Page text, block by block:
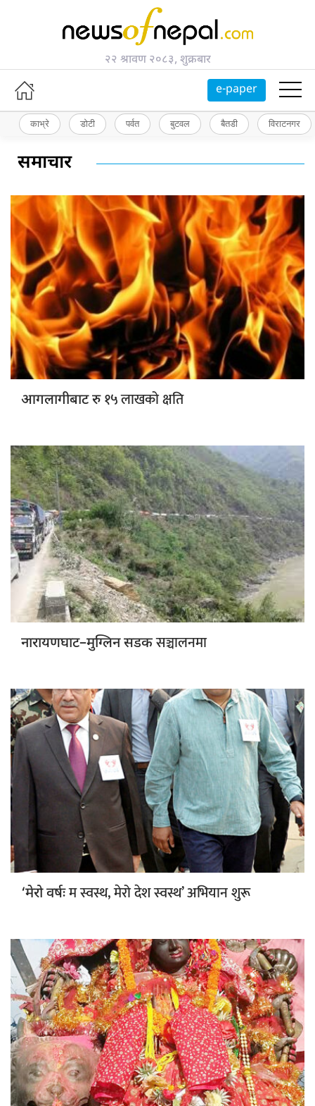
२२ श्रावण २०८३, शुक्रबार
e-paper
काभ्रे डोटी पर्वत बुटवल बैतडी विराटनगर
समाचार
आगलागीबाट रु१५ लाखको क्षति
नारायणघाट–मुग्लिन सडकसञ्चालनमा
‘मेरो वर्षःम स्वस्थ, मेरो देश स्वस्थ’ अभियान शुरू